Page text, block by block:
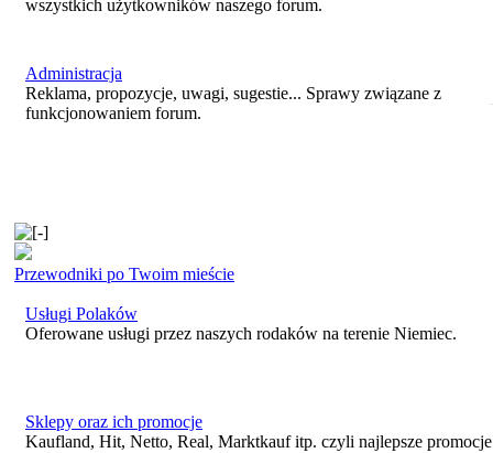
wszystkich użytkowników naszego forum.
Administracja
Reklama, propozycje, uwagi, sugestie... Sprawy związane z
funkcjonowaniem forum.
Przewodniki po Twoim mieście
Usługi Polaków
Oferowane usługi przez naszych rodaków na terenie Niemiec.
Sklepy oraz ich promocje
Kaufland, Hit, Netto, Real, Marktkauf itp. czyli najlepsze promocje